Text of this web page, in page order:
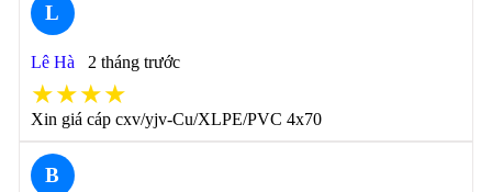
L
Lê Hà 2 tháng trước
★★★★
Xin giá cáp cxv/yjv-Cu/XLPE/PVC 4x70
B